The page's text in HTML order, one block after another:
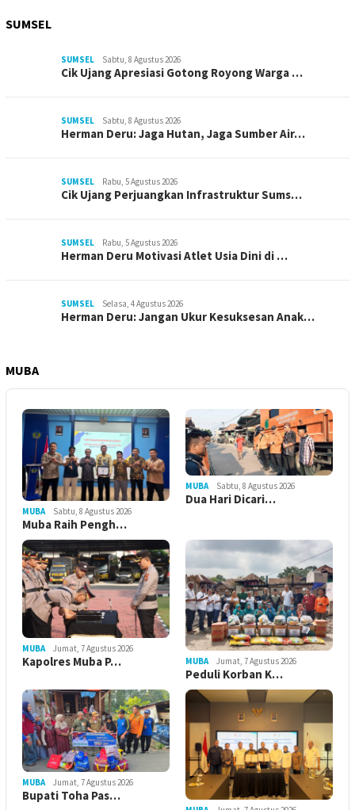
SUMSEL
SUMSEL Sabtu, 8 Agustus 2026
Cik Ujang Apresiasi Gotong Royong Warga …
SUMSEL Sabtu, 8 Agustus 2026
Herman Deru: Jaga Hutan, Jaga Sumber Air…
SUMSEL Rabu, 5 Agustus 2026
Cik Ujang Perjuangkan Infrastruktur Sums…
SUMSEL Rabu, 5 Agustus 2026
Herman Deru Motivasi Atlet Usia Dini di …
SUMSEL Selasa, 4 Agustus 2026
Herman Deru: Jangan Ukur Kesuksesan Anak…
MUBA
MUBA Sabtu, 8 Agustus 2026
Muba Raih Pengh…
MUBA Sabtu, 8 Agustus 2026
Dua Hari Dicari…
MUBA Jumat, 7 Agustus 2026
Kapolres Muba P… MUBA Jumat, 7 Agustus 2026
Peduli Korban K…
MUBA Jumat, 7 Agustus 2026
Bupati Toha Pas…